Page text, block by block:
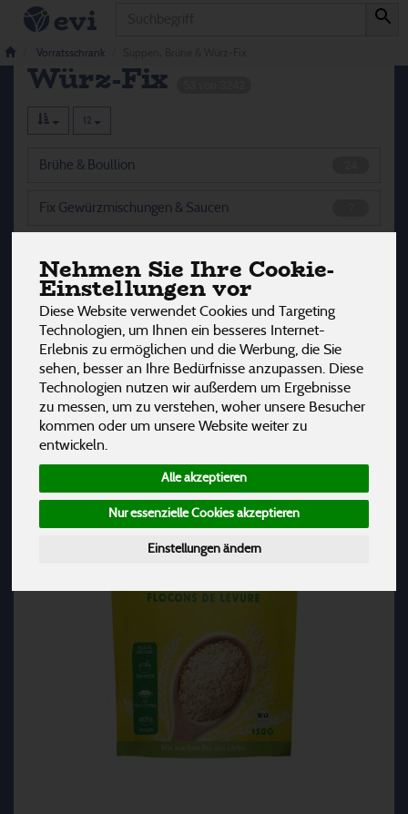
Nehmen Sie Ihre Cookie-
Einstellungen vor
Diese Website verwendet Cookies und Targeting
Technologien, um Ihnen ein besseres Internet-
Erlebnis zu ermöglichen und die Werbung, die Sie
sehen, besser an Ihre Bedürfnisse anzupassen. Diese
Technologien nutzen wir außerdem um Ergebnisse
zu messen, um zu verstehen, woher unsere Besucher
kommen oder um unsere Website weiter zu
entwickeln.
Alle akzeptieren
Nur essenzielle Cookies akzeptieren
Einstellungen ändern
Vorratsschrank
Suppen, Brühe &
Würz-Fix
12
Brühe & Boullion
Fix Gewürzmischungen & Saucen
Würzpasten
Hersteller Ernährung Allergene